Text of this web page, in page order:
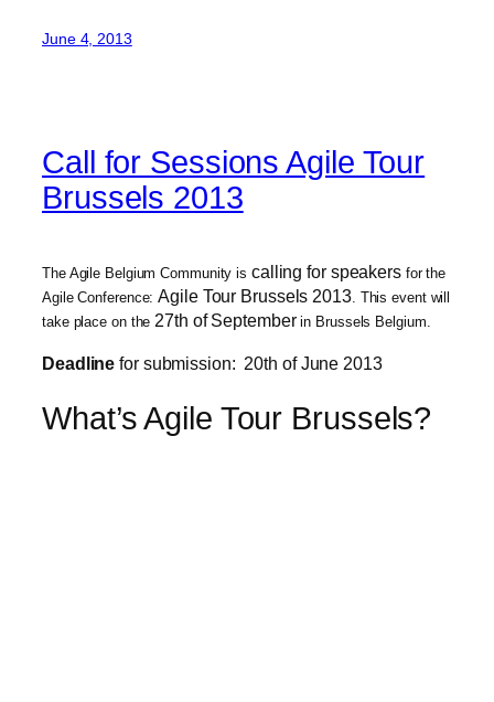
June 4, 2013
Call for Sessions Agile Tour
Brussels 2013
The Agile Belgium Community is calling for speakersfor the
Agile Conference:Agile Tour Brussels 2013. This event will
take place on the27th of Septemberin Brussels Belgium.
Deadline for submission: 20th of June 2013
What’s Agile Tour Brussels?